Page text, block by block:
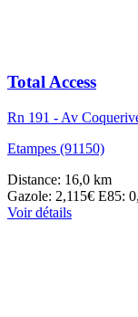
Total Access
Rn 191 - Av
Etampes (91150)
Distance: 16,0 km
Gazole: 2,115€ E85:
Voir détails